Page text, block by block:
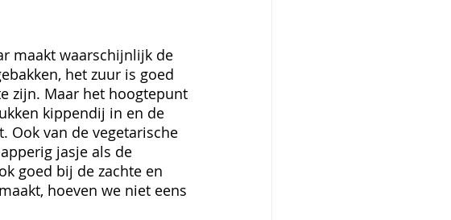
maakt waarschijnlijk de
het zuur is goed
zijn. Maar het hoogtepunt
kippendij in en de
Ook van de vegetarische
jasje als de
goed bij de zachte en
hoeven we niet eens